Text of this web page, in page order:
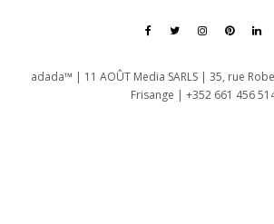
adada™ | 11 AOÛT Media SARLS | 35, rue
Frisange | +352 661 456